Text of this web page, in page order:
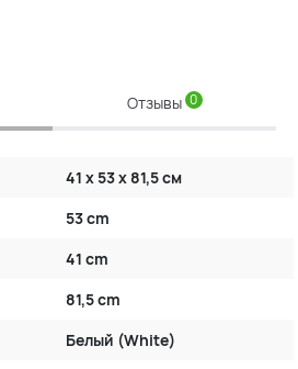
Отзывы 0
41 х 53 х 81,5 см
53 cm
41 cm
81,5 cm
Белый (White)